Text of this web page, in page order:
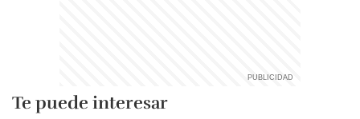
Te puede interesar